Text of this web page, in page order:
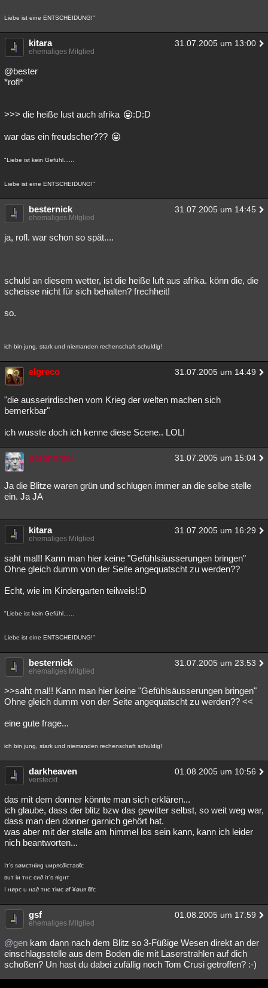
Liebe ist eine ENTSCHEIDUNG!"
kitara 31.07.2005 um 13:00
ehemaliges Mitglied
@bester
*rofl*
>>> die heiße lust auch afrika :D:D
war das ein freudscher???
"Liebe ist kein Gefühl......
Liebe ist eine ENTSCHEIDUNG!"
besternick 31.07.2005 um 14:45
ehemaliges Mitglied
ja, rofl. war schon so spät....
schuld an diesem wetter, ist die heiße luft aus afrika. könn die, die
scheisse nicht für sich behalten? frechheit!
so.
ich bin jung, stark und niemanden rechenschaft schuldig!
elgreco 31.07.2005 um 14:49
"die ausserirdischen vom Krieg der welten machen sich
bemerkbar"
ich wusste doch ich kenne diese Scene.. LOL!
paranomal 31.07.2005 um 15:04
Ja die Blitze waren grün und schlugen immer an die selbe stelle
ein. Ja JA
kitara 31.07.2005 um 16:29
ehemaliges Mitglied
saht mal!! Kann man hier keine "Gefühlsäusserungen bringen"
Ohne gleich dumm von der Seite angequatscht zu werden??
Echt, wie im Kindergarten teilweis!:D
"Liebe ist kein Gefühl......
Liebe ist eine ENTSCHEIDUNG!"
besternick 31.07.2005 um 23:53
ehemaliges Mitglied
>>saht mal!! Kann man hier keine "Gefühlsäusserungen bringen"
Ohne gleich dumm von der Seite angequatscht zu werden?? <<
eine gute frage...
ich bin jung, stark und niemanden rechenschaft schuldig!
darkheaven 01.08.2005 um 10:56
versteckt
das mit dem donner könnte man sich erklären...
ich glaube, dass der blitz bzw das gewitter selbst, so weit weg war,
dass man den donner garnich gehört hat.
was aber mit der stelle am himmel los sein kann, kann ich leider
nich beantworten...
Iт’s søмєтнiиg uиpяє∂icтaвℓє
вuт iи тнє єи∂ iт’s яigнт
I нøpє u нa∂ тнє тiмє øf ¥øuя ℓifє
gsf 01.08.2005 um 17:59
ehemaliges Mitglied
@gen kam dann nach dem Blitz so 3-Füßige Wesen direkt an der
einschlagsstelle aus dem Boden die mit Laserstrahlen auf dich
schoßen? Un hast du dabei zufällig noch Tom Crusi getroffen? :-)